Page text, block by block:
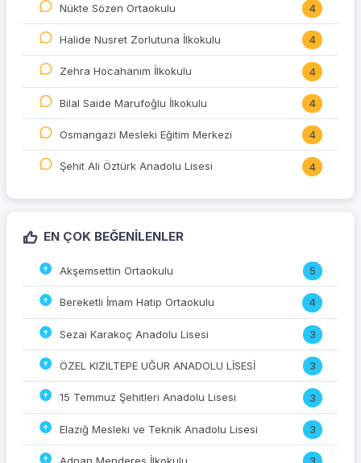
Nükte Sözen Ortaokulu 4
Halide Nusret Zorlutuna İlkokulu 4
Zehra Hocahanım İlkokulu 4
Bilal Saide Marufoğlu İlkokulu 4
Osmangazi Mesleki Eğitim Merkezi 4
Şehit Ali Öztürk Anadolu Lisesi 4
EN ÇOK BEĞENILENLER
Akşemsettin Ortaokulu 5
Bereketli İmam Hatip Ortaokulu 4
Sezai Karakoç Anadolu Lisesi 3
ÖZEL KIZILTEPE UĞUR ANADOLU LİSESİ 3
15 Temmuz Şehitleri Anadolu Lisesi 3
Elazığ Mesleki ve Teknik Anadolu Lisesi 3